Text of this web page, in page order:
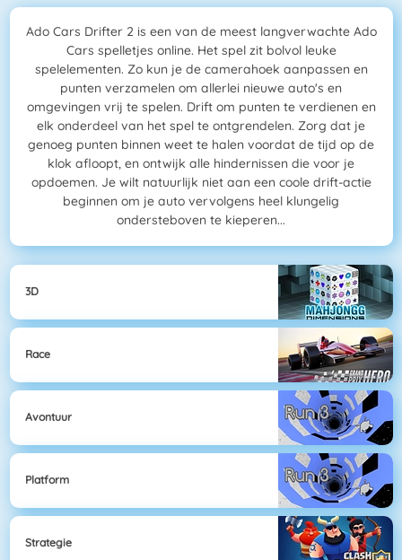
Ado Cars Drifter 2 is een van de meest langverwachte Ado
Cars spelletjes online. Het spel zit bolvol leuke
spelelementen. Zo kun je de camerahoek aanpassen en
punten verzamelen om allerlei nieuwe auto's en
omgevingen vrij te spelen. Drift om punten te verdienen en
elk onderdeel van het spel te ontgrendelen. Zorg dat je
genoeg punten binnen weet te halen voordat de tijd op de
klok afloopt, en ontwijk alle hindernissen die voor je
opdoemen. Je wilt natuurlijk niet aan een coole drift-actie
beginnen om je auto vervolgens heel klungelig
ondersteboven te kieperen...
3D
Race
Avontuur
Platform
Strategie